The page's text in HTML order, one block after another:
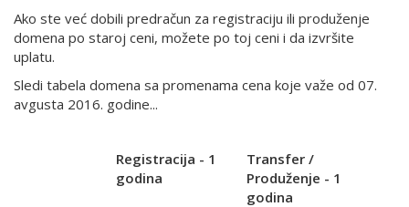
Ako ste već dobili predračun za registraciju ili produženje
domena po staroj ceni, možete po toj ceni i da izvršite
uplatu.
Sledi tabela domena sa promenama cena koje važe od 07.
avgusta 2016. godine...
Registracija - 1
godina
Transfer /
Produženje - 1
godina